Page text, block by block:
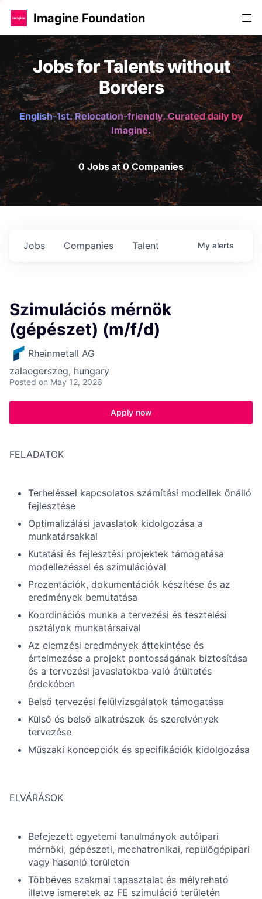
Imagine Foundation
Jobs for Talents without
Borders
English-1st. Relocation-friendly. Curated daily by
Imagine.
0 Jobs at 0 Companies
Jobs Companies Talent My alerts
Szimulációs mérnök
(gépészet) (m/f/d)
Rheinmetall AG
zalaegerszeg, hungary
Posted on May 12, 2026
Apply now
FELADATOK
Terheléssel kapcsolatos számítási modellek önálló
fejlesztése
Optimalizálási javaslatok kidolgozása a
munkatársakkal
Kutatási és fejlesztési projektek támogatása
modellezéssel és szimulációval
Prezentációk, dokumentációk készítése és az
eredmények bemutatása
Koordinációs munka a tervezési és tesztelési
osztályok munkatársaival
Az elemzési eredmények áttekintése és
értelmezése a projekt pontosságának biztosítása
és a tervezési javaslatokba való átültetés
érdekében
Belső tervezési felülvizsgálatok támogatása
Külső és belső alkatrészek és szerelvények
tervezése
Műszaki koncepciók és specifikációk kidolgozása
ELVÁRÁSOK
Befejezett egyetemi tanulmányok autóipari
mérnöki, gépészeti, mechatronikai, repülőgépipari
vagy hasonló területen
Többéves szakmai tapasztalat és mélyreható
illetve ismeretek az FE szimuláció területén